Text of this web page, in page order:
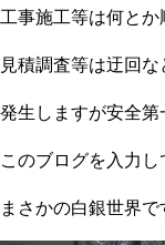
工事施工等は何とか
見積調査等は迂回
発生しますが安全第
このブログを入力
まさかの白銀世界で